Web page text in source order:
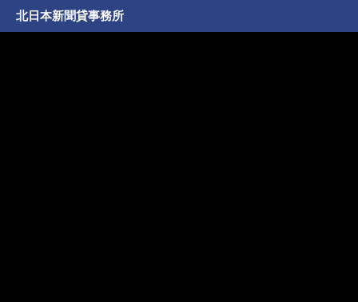
北日本新聞貸事務所